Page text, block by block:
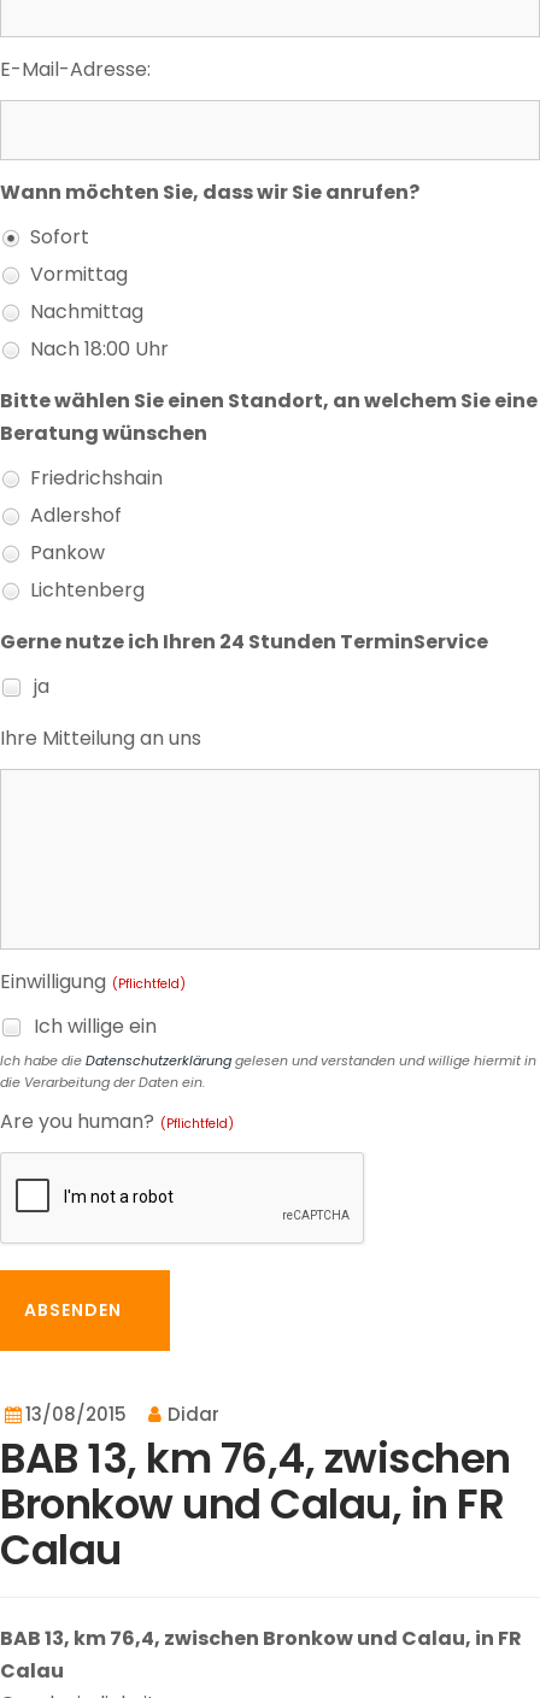
E-Mail-Adresse:
Wann möchten Sie, dass wir Sie anrufen?
Sofort
Vormittag
Nachmittag
Nach 18:00 Uhr
Bitte wählen Sie einen Standort, an welchem Sie eine
Beratung wünschen
Friedrichshain
Adlershof
Pankow
Lichtenberg
Gerne nutze ich Ihren 24 Stunden TerminService
ja
Ihre Mitteilung an uns
Einwilligung (Pflichtfeld)
Ich willige ein
Ich habe dieDatenschutzerklärunggelesen und verstanden und willige hiermit in
die Verarbeitung der Daten ein.
Are you human? (Pflichtfeld)
ABSENDEN
13/08/2015 Didar
BAB 13, km 76,4, zwischen
Bronkow und Calau, in FR
Calau
BAB 13, km 76,4, zwischen Bronkow und Calau, in FR
Calau